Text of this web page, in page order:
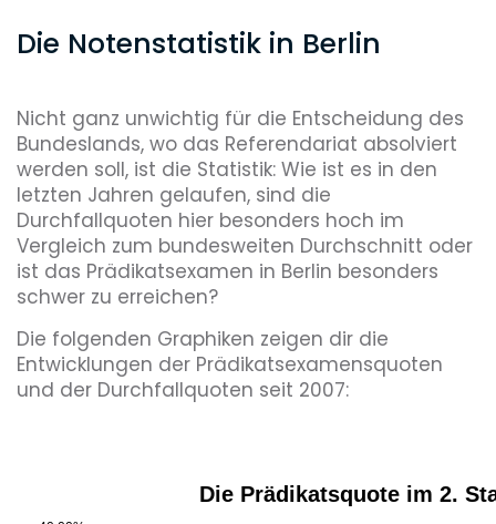
Die Notenstatistik in Berlin
Nicht ganz unwichtig für die Entscheidung des
Bundeslands, wo das Referendariat absolviert
werden soll, ist die Statistik: Wie ist es in den
letzten Jahren gelaufen, sind die
Durchfallquoten hier besonders hoch im
Vergleich zum bundesweiten Durchschnitt oder
ist das Prädikatsexamen in Berlin besonders
schwer zu erreichen?
Die folgenden Graphiken zeigen dir die
Entwicklungen der Prädikatsexamensquoten
und der Durchfallquoten seit 2007: